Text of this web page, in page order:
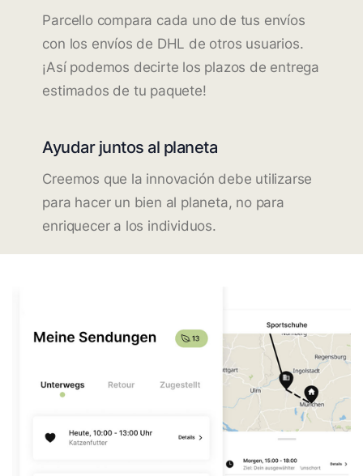
Parcello compara cada uno de tus envíos
con los envíos de DHL de otros usuarios.
¡Así podemos decirte los plazos de entrega
estimados de tu paquete!
Ayudar juntos al planeta
Creemos que la innovación debe utilizarse
para hacer un bien al planeta, no para
enriquecer a los individuos.